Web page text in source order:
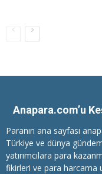
Anapara.com’u
Paranın ana sayfası
Türkiye ve dünya
yatırımcılara para
fikirleri ve para harcama